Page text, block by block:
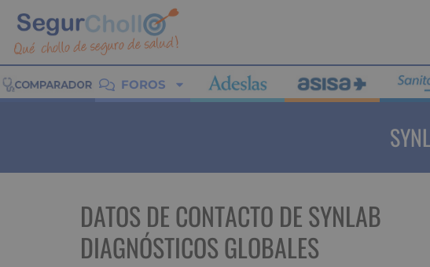
FOROS
DATOS DE CONTACTO DE SYNLAB
DIAGNÓSTICOS GLOBALES